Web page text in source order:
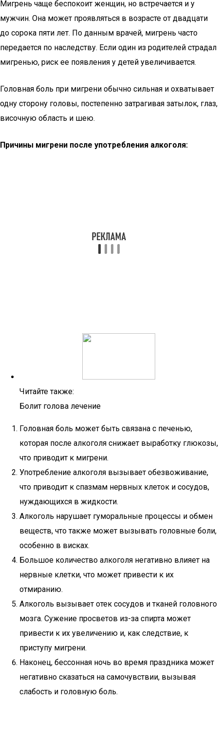
Мигрень чаще беспокоит женщин, но встречается и у
мужчин. Она может проявляться в возрасте от двадцати
до сорока пяти лет. По данным врачей, мигрень часто
передается по наследству. Если один из родителей страдал
мигренью, риск ее появления у детей увеличивается.
Головная боль при мигрени обычно сильная и охватывает
одну сторону головы, постепенно затрагивая затылок, глаз,
височную область и шею.
Причины мигрени после употребления алкоголя:
Читайте также:
Болит голова лечение
Головная боль может быть связана с печенью,
которая после алкоголя снижает выработку глюкозы,
что приводит к мигрени.
Употребление алкоголя вызывает обезвоживание,
что приводит к спазмам нервных клеток и сосудов,
нуждающихся в жидкости.
Алкоголь нарушает гуморальные процессы и обмен
веществ, что также может вызывать головные боли,
особенно в висках.
Большое количество алкоголя негативно влияет на
нервные клетки, что может привести к их
отмиранию.
Алкоголь вызывает отек сосудов и тканей головного
мозга. Сужение просветов из-за спирта может
привести к их увеличению и, как следствие, к
приступу мигрени.
Наконец, бессонная ночь во время праздника может
негативно сказаться на самочувствии, вызывая
слабость и головную боль.